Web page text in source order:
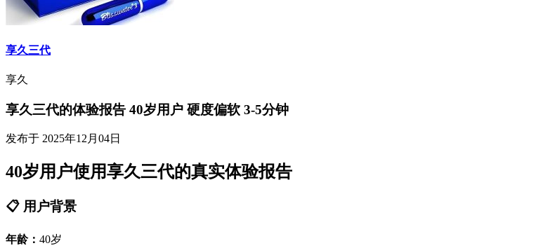
享久三代
享久
享久三代的体验报告 40岁用户 硬度偏软 3-5分钟
发布于 2025年12月04日
40岁用户使用享久三代的真实体验报告
📋 用户背景
年龄： 40岁